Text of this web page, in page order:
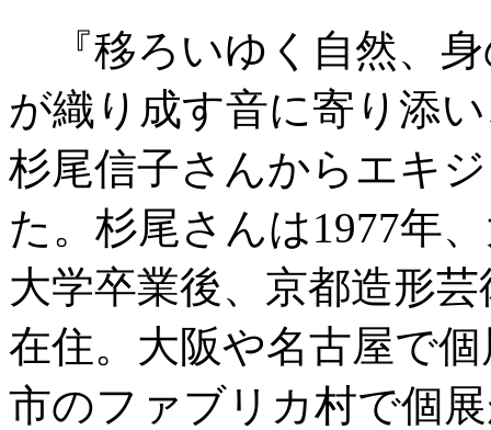
『移ろいゆく自然、
が織り成す音に寄り添
杉尾信子さんからエキ
た。杉尾さんは1977年
大学卒業後、京都造形
在住。大阪や名古屋で
市のファブリカ村で個